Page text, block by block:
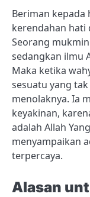
Beriman kepada
kerendahan hati
Seorang
sedangkan ilmu
Maka ketika
sesuatu yang
menolaknya. Ia
keyakinan,
adalah Allah
menyampaikan
terpercaya.
Alasan